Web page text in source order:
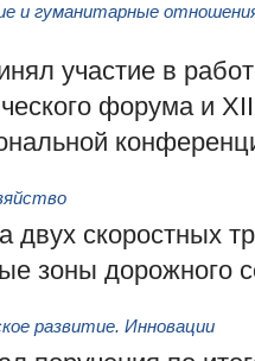
и гуманитарные
участие в
форума и
скоростных
зоны дорожного
развитие. Инновации